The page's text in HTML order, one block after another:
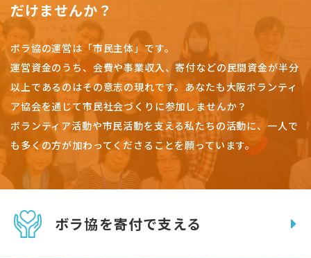
だけませんか？
ボラ協の運営は「市民主体」です。
運営資金のうち、会費や事業収入、寄付などの民間資金が半分
以上であるのはその意志の現れです。 あなたも大阪ボランティ
ア協会を通じて市民社会づくりに参加しませんか？
ボランティア活動や市民活動を支える私たちの活動に、一人で
も多くの方が加わってくださることを願っています。
ボラ協を寄付で支える